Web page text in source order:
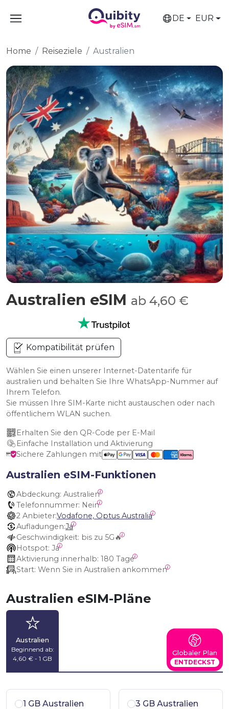
DE EUR
Home Reiseziele Australien
Australien eSIM ab 4,60 €
Kompatibilität prüfen
Wählen Sie einen unserer Internet-Datentarife für
australien und behalten Sie Ihre WhatsApp-Nummer auf
Ihrem Telefon.
Sie müssen Ihre SIM-Karte nicht austauschen oder nach
öffentlichem WLAN suchen.
Erhalten Sie den QR-Code per E-Mail
Einfache Installation und Aktivierung
Sichere Zahlungen mit
Australien eSIM-Funktionen
Abdeckung: Australien
Telefonnummer: Nein
2 Anbieter:Vodafone, Optus Australia
Aufladungen:Ja
Geschwindigkeit: bis zu 5G🔥
Hotspot: Ja
Aktivierung innerhalb: 180 Tage
Start: Wenn Sie in Australien ankommen
Australien eSIM-Pläne
Australien
Beginnend ab:
4,60 € - 1 GB
Globaler Plan
ENTDECKST
1 GB Australien 3 GB Australien